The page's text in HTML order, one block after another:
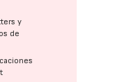
y
de